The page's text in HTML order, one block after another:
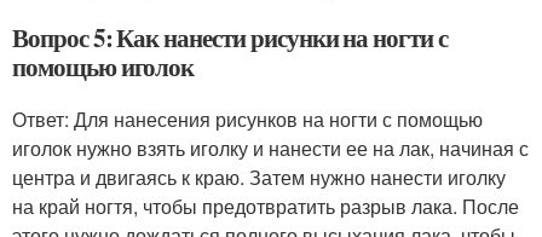
Вопрос 5: Как нанести рисунки на ногти с
помощью иголок
Ответ: Для нанесения рисунков на ногти с помощью
иголок нужно взять иголку и нанести ее на лак, начиная с
центра и двигаясь к краю. Затем нужно нанести иголку
на край ногтя, чтобы предотвратить разрыв лака. После